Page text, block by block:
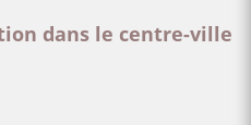
dans le centre-ville